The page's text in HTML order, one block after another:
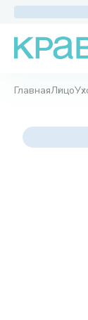
ГлавнаяЛицо